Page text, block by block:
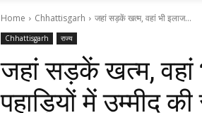
Home Chhattisgarh जहां सड़कें खत्म, वहां भी इलाज...
Chhattisgarh राज्य
जहां सड़कें खत्म,
पहाड़ियों में उम्मीद की